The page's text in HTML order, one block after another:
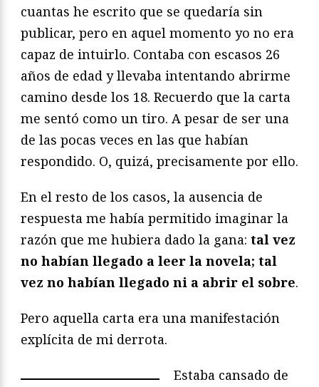
cuantas he escrito que se quedaría sin
publicar, pero en aquel momento yo no era
capaz de intuirlo. Contaba con escasos 26
años de edad y llevaba intentando abrirme
camino desde los 18. Recuerdo que la carta
me sentó como un tiro. A pesar de ser una
de las pocas veces en las que habían
respondido. O, quizá, precisamente por ello.
En el resto de los casos, la ausencia de
respuesta me había permitido imaginar la
razón que me hubiera dado la gana: tal vez
no habían llegado a leer la novela; tal
vez no habían llegado ni a abrir el sobre.
Pero aquella carta era una manifestación
explícita de mi derrota.
Estaba cansado de